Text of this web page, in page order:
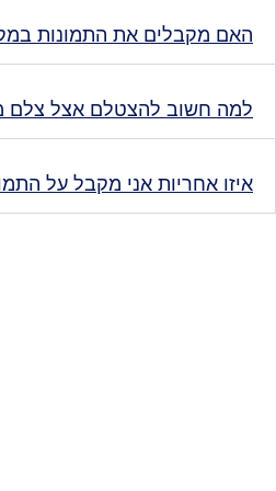
האם מקבלים את התמונות
למה חשוב להצטלם אצל צלם
איזו אחריות אני מקבל על